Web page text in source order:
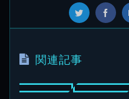
関連記事